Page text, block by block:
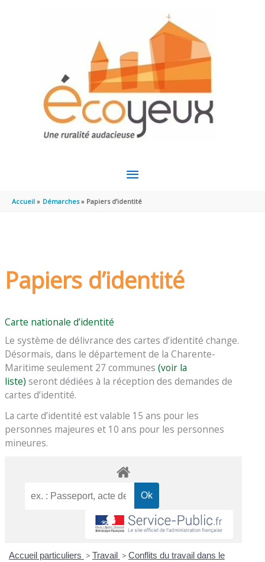
MENU
PRINCIPAL
Accueil Démarches Papiers d’identité
Papiers d’identité
Carte nationale d’identité
Le système de délivrance des cartes d’identité change.
Désormais, dans le département de la Charente-
Maritime seulement 27 communes(voir la
liste) seront dédiées à la réception des demandes de
cartes d’identité.
La carte d’identité est valable 15 ans pour les
personnes majeures et 10 ans pour les personnes
mineures.
Accueil particuliers > Travail > Conflits du travail dans le